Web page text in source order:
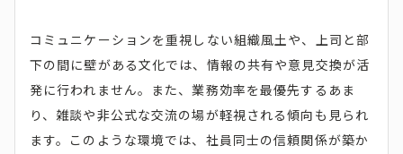
コミュニケーションを重視しない組織風土や、上司と部
下の間に壁がある文化では、情報の共有や意見交換が活
発に行われません。​また、業務効率を最優先するあま
り、雑談や非公式な交流の場が軽視される傾向も見られ
ます。​このような環境では、社員同士の信頼関係が築か